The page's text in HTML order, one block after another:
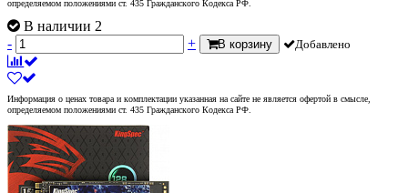
определяемом положениями ст. 435 Гражданского Кодекса РФ.
В наличии 2
-
+ В корзину Добавлено
Информация о ценах товара и комплектации указанная на сайте не является офертой в смысле,
определяемом положениями ст. 435 Гражданского Кодекса РФ.